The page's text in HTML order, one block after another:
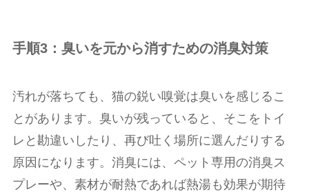
手順3：臭いを元から消すための消臭対策
汚れが落ちても、猫の鋭い嗅覚は臭いを感じるこ
とがあります。臭いが残っていると、そこをトイ
レと勘違いしたり、再び吐く場所に選んだりする
原因になります。消臭には、ペット専用の消臭ス
プレーや、素材が耐熱であれば熱湯も効果が期待